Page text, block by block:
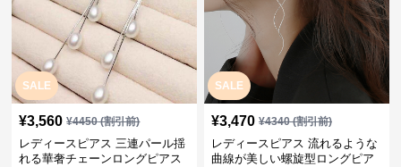
SALE
¥3,560 ¥4450(割引前)
レディースピアス 三連パール揺
れる華奢チェーンロングピアス
SALE
¥3,470 ¥4340(割引前)
レディースピアス 流れるような
曲線が美しい螺旋型ロングピア